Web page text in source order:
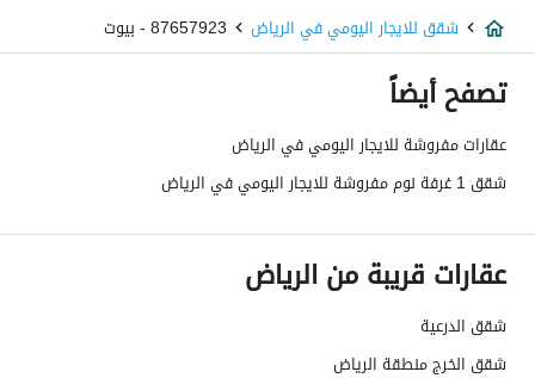
شقق للايجار اليومي في الرياض 87657923 - بيوت
تصفح أيضاً
عقارات مفروشة للايجار اليومي في الرياض
شقق 1 غرفة نوم مفروشة للايجار اليومي في الرياض
عقارات قريبة من الرياض
شقق الدرعية
شقق الخرج منطقة الرياض